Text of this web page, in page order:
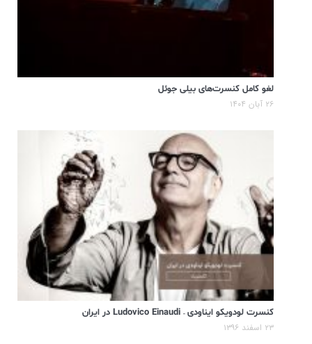
لغو کامل کنسرت‌های بیلی جوئل
۲۶ آبان ۱۴۰۴
کنسرت لودویکو ایناودی – Ludovico Einaudi در ایران
۲۳ اسفند ۱۳۹۶